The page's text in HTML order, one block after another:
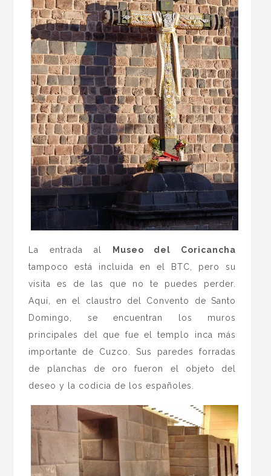
La entrada al
Museo del Coricancha
tampoco está incluida en el BTC, pero su
visita es de las que no te puedes perder.
Aquí, en el claustro del Convento de Santo
Domingo, se encuentran los muros
principales del que fue el templo inca más
importante de Cuzco. Sus paredes forradas
de planchas de oro fueron el objeto del
deseo y la codicia de los españoles.